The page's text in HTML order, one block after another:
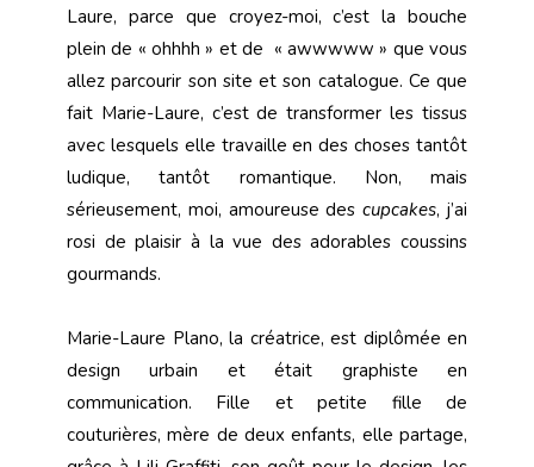
Laure, parce que croyez-moi, c’est la bouche
plein de « ohhhh » et de « awwwww » que vous
allez parcourir son site et son catalogue. Ce que
fait Marie-Laure, c’est de transformer les tissus
avec lesquels elle travaille en des choses tantôt
ludique, tantôt romantique. Non, mais
sérieusement, moi, amoureuse descupcakes, j’ai
rosi de plaisir à la vue des adorables coussins
gourmands.
Marie-Laure Plano, la créatrice, est diplômée en
design urbain et était graphiste en
communication. Fille et petite fille de
couturières, mère de deux enfants, elle partage,